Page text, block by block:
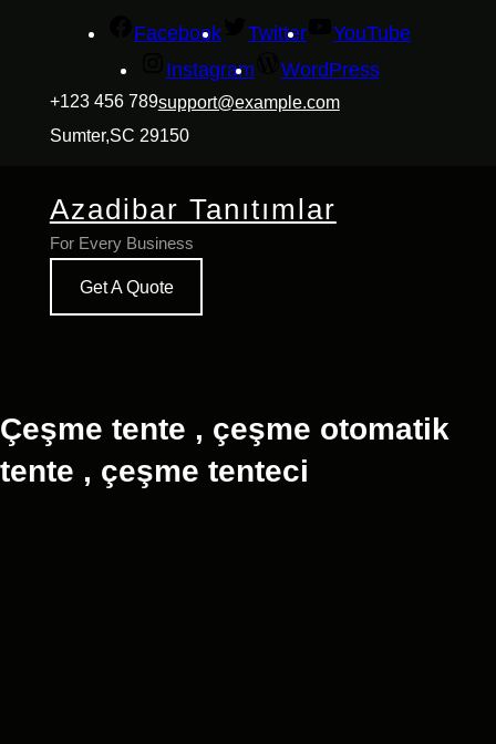
Facebook Twitter
YouTube
Instagram
WordPress
+123 456 789support@example.com
Sumter,SC 29150
Azadibar Tanıtımlar
For Every Business
Get A Quote
Çeşme tente , çeşme otomatik
tente , çeşme tenteci